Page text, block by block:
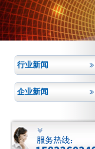
行业新闻
企业新闻